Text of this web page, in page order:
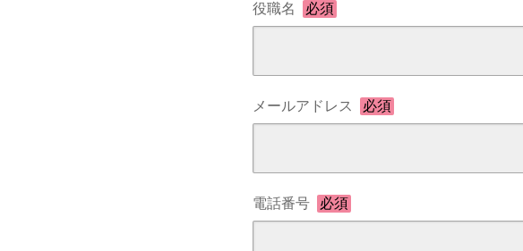
役職名 必須
メールアドレス 必須
電話番号 必須